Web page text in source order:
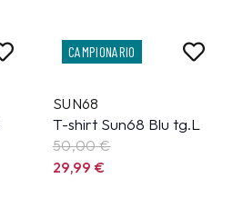
CAMPIONARIO
SUN68
T-shirt Sun68 Blu tg.L
50,00 €
29,99€